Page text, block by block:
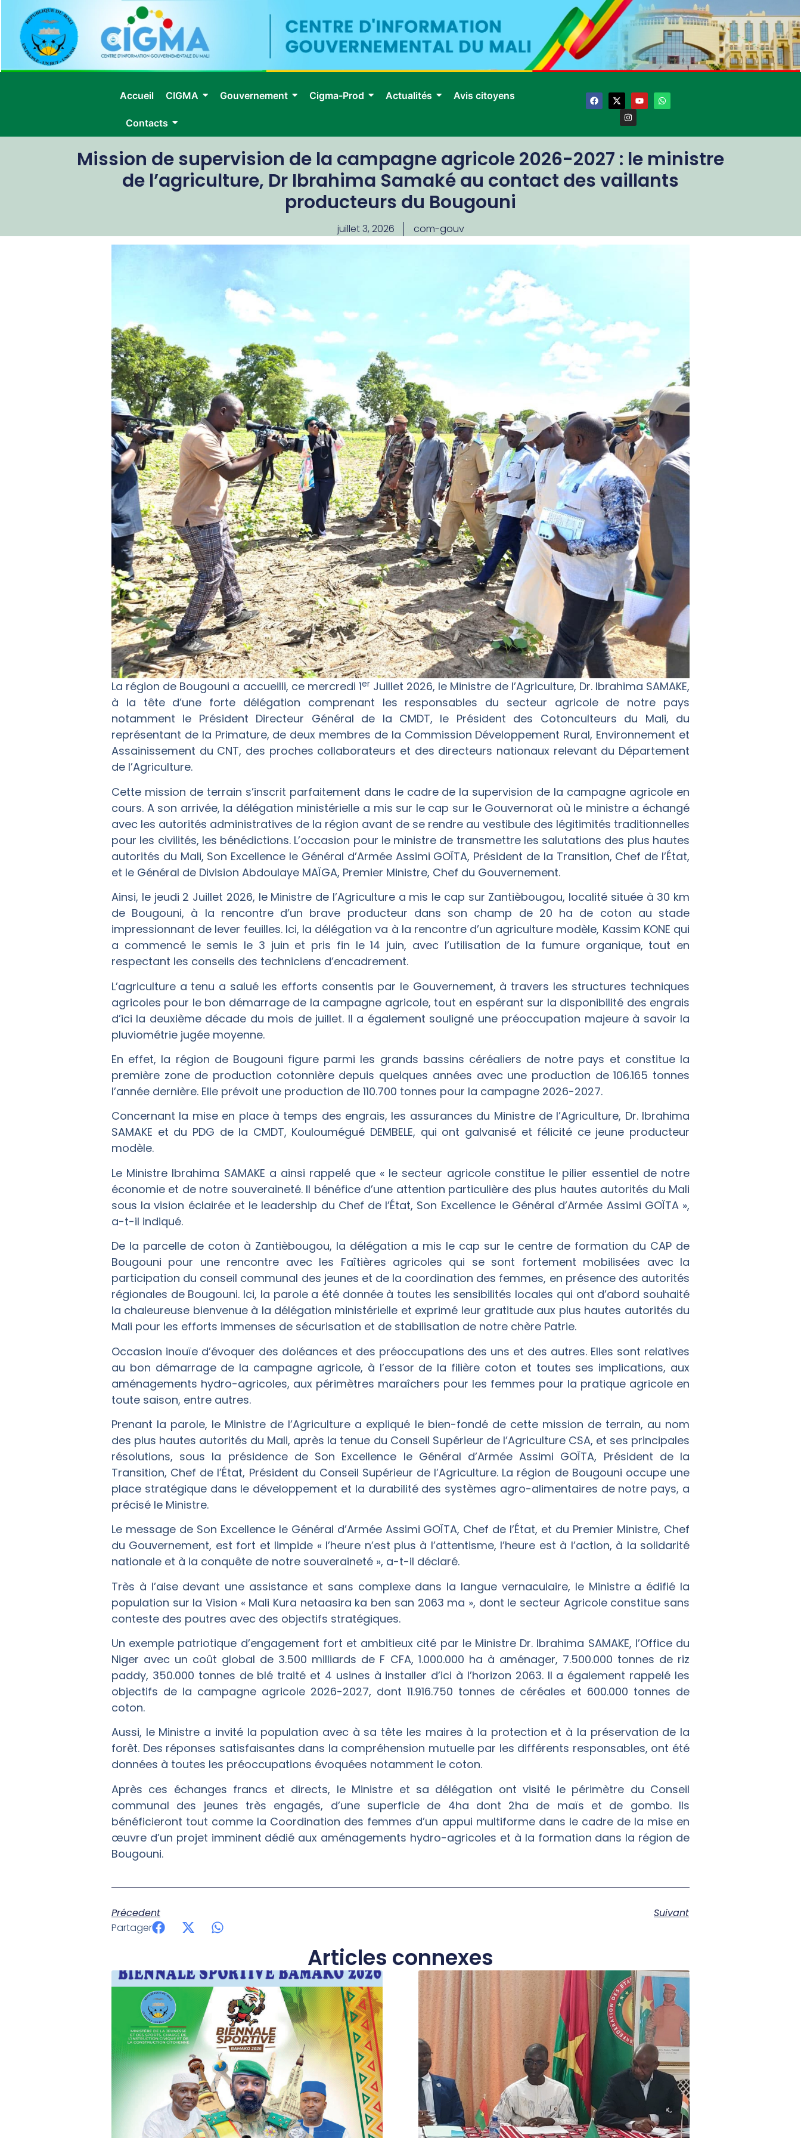
Accueil CIGMA Gouvernement Cigma-Prod Actualités Avis citoyens
Contacts
Mission de supervision de la campagne agricole 2026-2027 : le ministre
de l’agriculture, Dr Ibrahima Samaké au contact des vaillants
producteurs du Bougouni
juillet 3, 2026 com-gouv
La région de Bougouni a accueilli, ce mercredi 1erJuillet 2026, le Ministre de l’Agriculture, Dr. Ibrahima SAMAKE,
à la tête d’une forte délégation comprenant les responsables du secteur agricole de notre pays
notamment le Président Directeur Général de la CMDT, le Président des Cotonculteurs du Mali, du
représentant de la Primature, de deux membres de la Commission Développement Rural, Environnement et
Assainissement du CNT, des proches collaborateurs et des directeurs nationaux relevant du Département
de l’Agriculture.
Cette mission de terrain s’inscrit parfaitement dans le cadre de la supervision de la campagne agricole en
cours. A son arrivée, la délégation ministérielle a mis sur le cap sur le Gouvernorat où le ministre a échangé
avec les autorités administratives de la région avant de se rendre au vestibule des légitimités traditionnelles
pour les civilités, les bénédictions. L’occasion pour le ministre de transmettre les salutations des plus hautes
autorités du Mali, Son Excellence le Général d’Armée Assimi GOÏTA, Président de la Transition, Chef de l’État,
et le Général de Division Abdoulaye MAÏGA, Premier Ministre, Chef du Gouvernement.
Ainsi, le jeudi 2 Juillet 2026, le Ministre de l’Agriculture a mis le cap sur Zantièbougou, localité située à 30 km
de Bougouni, à la rencontre d’un brave producteur dans son champ de 20 ha de coton au stade
impressionnant de lever feuilles. Ici, la délégation va à la rencontre d’un agriculture modèle, Kassim KONE qui
a commencé le semis le 3 juin et pris fin le 14 juin, avec l’utilisation de la fumure organique, tout en
respectant les conseils des techniciens d’encadrement.
L’agriculture a tenu a salué les efforts consentis par le Gouvernement, à travers les structures techniques
agricoles pour le bon démarrage de la campagne agricole, tout en espérant sur la disponibilité des engrais
d’ici la deuxième décade du mois de juillet. Il a également souligné une préoccupation majeure à savoir la
pluviométrie jugée moyenne.
En effet, la région de Bougouni figure parmi les grands bassins céréaliers de notre pays et constitue la
première zone de production cotonnière depuis quelques années avec une production de 106.165 tonnes
l’année dernière. Elle prévoit une production de 110.700 tonnes pour la campagne 2026-2027.
Concernant la mise en place à temps des engrais, les assurances du Ministre de l’Agriculture, Dr. Ibrahima
SAMAKE et du PDG de la CMDT, Kouloumégué DEMBELE, qui ont galvanisé et félicité ce jeune producteur
modèle.
Le Ministre Ibrahima SAMAKE a ainsi rappelé que « le secteur agricole constitue le pilier essentiel de notre
économie et de notre souveraineté. Il bénéfice d’une attention particulière des plus hautes autorités du Mali
sous la vision éclairée et le leadership du Chef de l’État, Son Excellence le Général d’Armée Assimi GOÏTA »,
a-t-il indiqué.
De la parcelle de coton à Zantièbougou, la délégation a mis le cap sur le centre de formation du CAP de
Bougouni pour une rencontre avec les Faîtières agricoles qui se sont fortement mobilisées avec la
participation du conseil communal des jeunes et de la coordination des femmes, en présence des autorités
régionales de Bougouni. Ici, la parole a été donnée à toutes les sensibilités locales qui ont d’abord souhaité
la chaleureuse bienvenue à la délégation ministérielle et exprimé leur gratitude aux plus hautes autorités du
Mali pour les efforts immenses de sécurisation et de stabilisation de notre chère Patrie.
Occasion inouïe d’évoquer des doléances et des préoccupations des uns et des autres. Elles sont relatives
au bon démarrage de la campagne agricole, à l’essor de la filière coton et toutes ses implications, aux
aménagements hydro-agricoles, aux périmètres maraîchers pour les femmes pour la pratique agricole en
toute saison, entre autres.
Prenant la parole, le Ministre de l’Agriculture a expliqué le bien-fondé de cette mission de terrain, au nom
des plus hautes autorités du Mali, après la tenue du Conseil Supérieur de l’Agriculture CSA, et ses principales
résolutions, sous la présidence de Son Excellence le Général d’Armée Assimi GOÏTA, Président de la
Transition, Chef de l’État, Président du Conseil Supérieur de l’Agriculture. La région de Bougouni occupe une
place stratégique dans le développement et la durabilité des systèmes agro-alimentaires de notre pays, a
précisé le Ministre.
Le message de Son Excellence le Général d’Armée Assimi GOÏTA, Chef de l’État, et du Premier Ministre, Chef
du Gouvernement, est fort et limpide « l’heure n’est plus à l’attentisme, l’heure est à l’action, à la solidarité
nationale et à la conquête de notre souveraineté », a-t-il déclaré.
Très à l’aise devant une assistance et sans complexe dans la langue vernaculaire, le Ministre a édifié la
population sur la Vision « Mali Kura netaasira ka ben san 2063 ma », dont le secteur Agricole constitue sans
conteste des poutres avec des objectifs stratégiques.
Un exemple patriotique d’engagement fort et ambitieux cité par le Ministre Dr. Ibrahima SAMAKE, l’Office du
Niger avec un coût global de 3.500 milliards de F CFA, 1.000.000 ha à aménager, 7.500.000 tonnes de riz
paddy, 350.000 tonnes de blé traité et 4 usines à installer d’ici à l’horizon 2063. Il a également rappelé les
objectifs de la campagne agricole 2026-2027, dont 11.916.750 tonnes de céréales et 600.000 tonnes de
coton.
Aussi, le Ministre a invité la population avec à sa tête les maires à la protection et à la préservation de la
forêt. Des réponses satisfaisantes dans la compréhension mutuelle par les différents responsables, ont été
données à toutes les préoccupations évoquées notamment le coton.
Après ces échanges francs et directs, le Ministre et sa délégation ont visité le périmètre du Conseil
communal des jeunes très engagés, d’une superficie de 4ha dont 2ha de maïs et de gombo. Ils
bénéficieront tout comme la Coordination des femmes d’un appui multiforme dans le cadre de la mise en
œuvre d’un projet imminent dédié aux aménagements hydro-agricoles et à la formation dans la région de
Bougouni.
Précedent
Suivant
Partager
Articles connexes